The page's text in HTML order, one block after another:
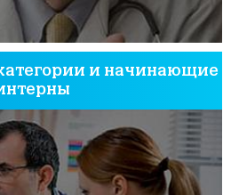
и начинающие